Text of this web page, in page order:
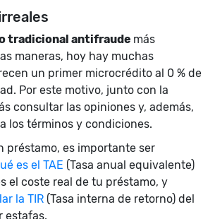
tradicional antifraude más
maneras, hoy hay muchas
un primer microcrédito al 0 % de
Por este motivo, junto con la
consultar las opiniones y, además,
los términos y condiciones.
préstamo, es importante ser
es el TAE (Tasa anual equivalente)
el coste real de tu préstamo, y
la TIR (Tasa interna de retorno) del
estafas.